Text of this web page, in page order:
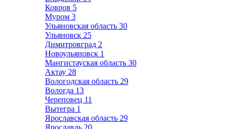
Ковров 5
Муром 3
Ульяновская область 30
Ульяновск 25
Димитровград 2
Новоульяновск 1
Мангистауская область 30
Актау 28
Вологодская область 29
Вологда 13
Череповец 11
Вытегра 1
Ярославская область 29
Ярославль 20